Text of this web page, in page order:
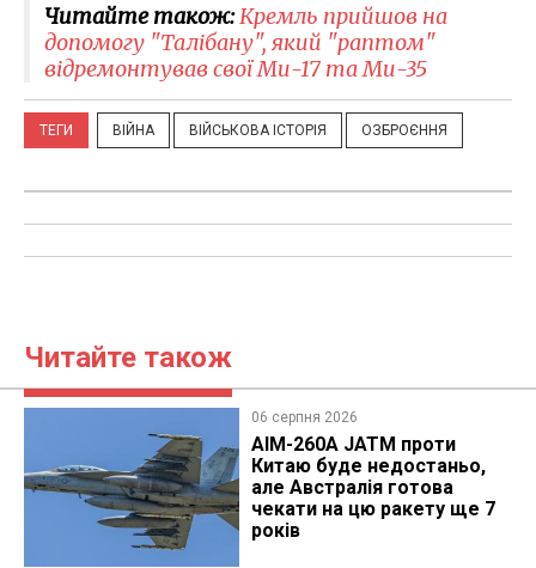
Читайте також:Кремль прийшов на
допомогу "Талібану", який "раптом"
відремонтував свої Ми-17 та Ми-35
ТЕГИ ВІЙНА ВІЙСЬКОВА ІСТОРІЯ ОЗБРОЄННЯ
Читайте також
06 серпня 2026
AIM-260A JATM проти
Китаю буде недостаньо,
але Австралія готова
чекати на цю ракету ще 7
років